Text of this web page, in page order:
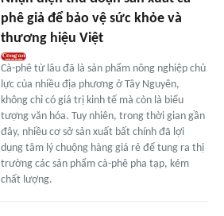
phê giả để bảo vệ sức khỏe và
thương hiệu Việt
Cà-phê từ lâu đã là sản phẩm nông nghiệp chủ
lực của nhiều địa phương ở Tây Nguyên,
không chỉ có giá trị kinh tế mà còn là biểu
tượng văn hóa. Tuy nhiên, trong thời gian gần
đây, nhiều cơ sở sản xuất bất chính đã lợi
dụng tâm lý chuộng hàng giá rẻ để tung ra thị
trường các sản phẩm cà-phê pha tạp, kém
chất lượng.